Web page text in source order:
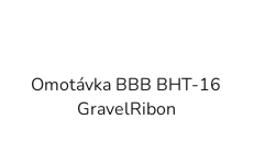
Omotávka BBB BHT-16
GravelRibon